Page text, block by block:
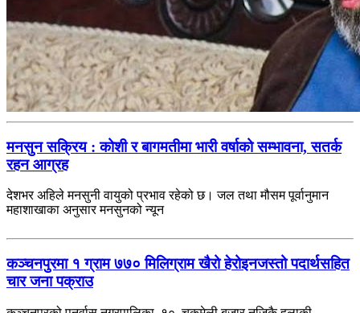
मनसुन सक्रिय : कोशी र बागमतीमा भारी वर्षाको सम्भावना, सतर्क
रहन आग्रह
देशभर अहिले मनसुनी वायुको प्रभाव रहेको छ। जल तथा मौसम पूर्वानुमान
महाशाखाका अनुसार मनसुनको न्यून
कञ्चनपुरमा १ ग्राम ७७० मिलिग्राम खैरो हेरोइनजस्तो पदार्थसहित
चार जना पक्राउ